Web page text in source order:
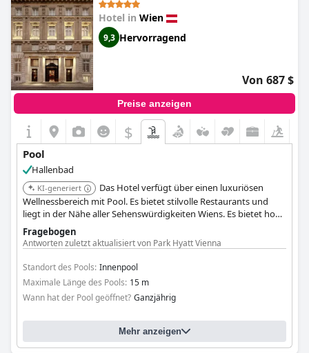
Hotel in Wien
9,3 Hervorragend
Von 687 $
Preise anzeigen
$
Pool
Hallenbad
KI-generiert
Das Hotel verfügt über einen luxuriösen
Wellnessbereich mit Pool. Es bietet stilvolle Restaurants und
liegt in der Nähe aller Sehenswürdigkeiten Wiens. Es bietet hohe
Servicestandards und eine erstklassige Gesamtausstattung.
Fragebogen
Antworten zuletzt aktualisiert von Park Hyatt Vienna
Standort des Pools: Innenpool
Maximale Länge des Pools: 15 m
Wann hat der Pool geöffnet? Ganzjährig
Mehr anzeigen